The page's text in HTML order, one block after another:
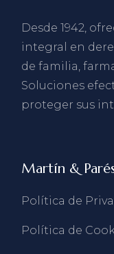
Desde 1942,
integral en
de familia,
Soluciones
proteger sus
Martín &
Política de
Política de